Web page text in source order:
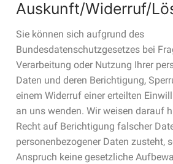
Auskunft/Widerruf/
Sie können sich aufgrund des
Bundesdatenschutzgesetzes bei
Verarbeitung oder Nutzung Ihrer
Daten und deren Berichtigung,
einem Widerruf einer erteilten
an uns wenden. Wir weisen darauf
Recht auf Berichtigung falscher
personenbezogener Daten zusteht,
Anspruch keine gesetzliche